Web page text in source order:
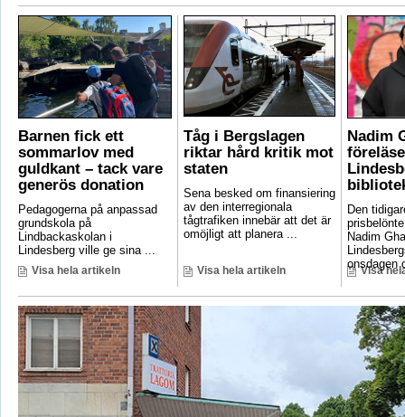
Barnen fick ett
sommarlov med
guldkant – tack vare
generös donation
Pedagogerna på anpassad
grundskola på
Lindbackaskolan i
Lindesberg ville ge sina ...
Visa hela artikeln
Tåg i Bergslagen
riktar hård kritik mot
staten
Sena besked om finansiering
av den interregionala
tågtrafiken innebär att det är
omöjligt att planera ...
Visa hela artikeln
Nadim
Den
Nadim
onsdagen
Visa